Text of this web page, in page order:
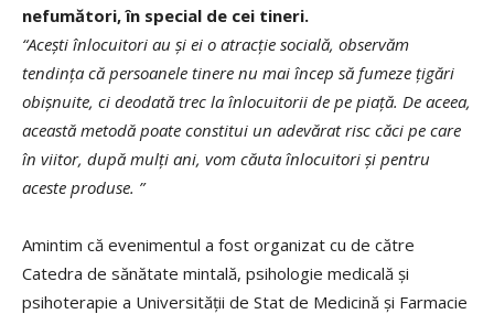
nefumători, în special de cei tineri.
“Acești înlocuitori au și ei o atracție socială, observăm
tendința că persoanele tinere nu mai încep să fumeze țigări
obișnuite, ci deodată trec la înlocuitorii de pe piață. De aceea,
această metodă poate constitui un adevărat risc căci pe care
în viitor, după mulți ani, vom căuta înlocuitori și pentru
aceste produse. ”
Amintim că evenimentul a fost organizat cu de către
Catedra de sănătate mintală, psihologie medicală și
psihoterapie a Universității de Stat de Medicină și Farmacie